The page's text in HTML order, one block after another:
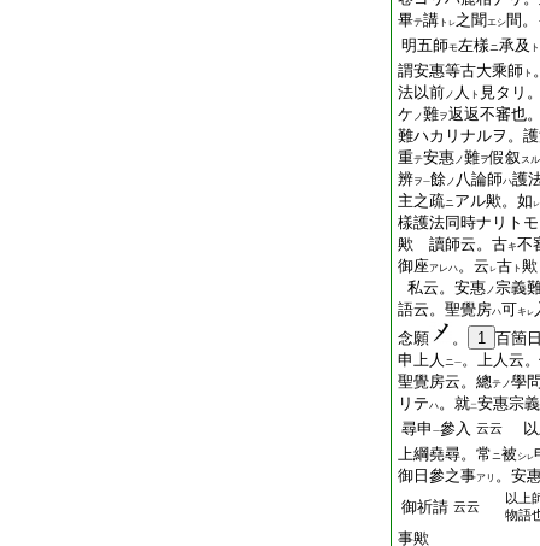
畢テ講 ト レ之聞エシ間
明五師モ左樣ニ承及 ト
謂安惠等古大乘師 ト
法以前ノ 人 ト 見タリ
ケ ノ難ヲ返返不審也
難ハカリナルヲ。
重テ安惠ノ難ヲ假叙 スル
辨ヲ一餘ノ 八論師ハ護
主之疏ニアル歟。如 レ
樣護法同時ナリト
歟 讀師云。古キ不
御座アレハ。云 レ古 ト 歟
私云。安惠ノ宗義
語云。聖覺房ハ可キ レ
念願
。 1 百箇
申上人 ニ一。上人云
聖覺房云。總テノ學
リテハ。就二安惠宗義
尋申 一參入 云云
以
上綱堯尋。常ニ被 シレ
御日參之事アリ 。安
御祈請 云云
以上
物語
事歟